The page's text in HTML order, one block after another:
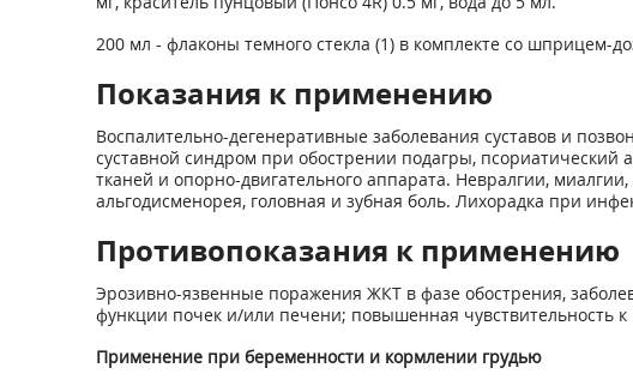
200 мл - флаконы темного стекла (1) в комплекте со шприцем-
Показания к применению
Воспалительно-дегенеративные заболевания суставов и
суставной синдром при обострении подагры, псориатический
тканей и опорно-двигательного аппарата. Невралгии,
альгодисменорея, головная и зубная боль. Лихорадка при
Противопоказания к применению
Эрозивно-язвенные поражения ЖКТ в фазе обострения,
функции почек и/или печени; повышенная чувствительность к
Применение при беременности и кормлении грудью